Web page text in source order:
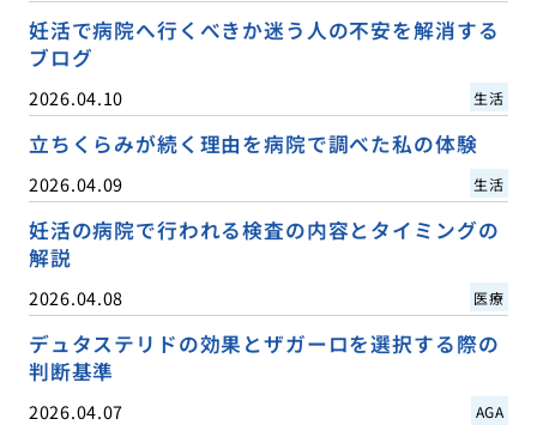
妊活で病院へ行くべきか迷う人の不安を解消する
ブログ
2026.04.10 生活
立ちくらみが続く理由を病院で調べた私の体験
2026.04.09 生活
妊活の病院で行われる検査の内容とタイミングの
解説
2026.04.08 医療
デュタステリドの効果とザガーロを選択する際の
判断基準
2026.04.07 AGA